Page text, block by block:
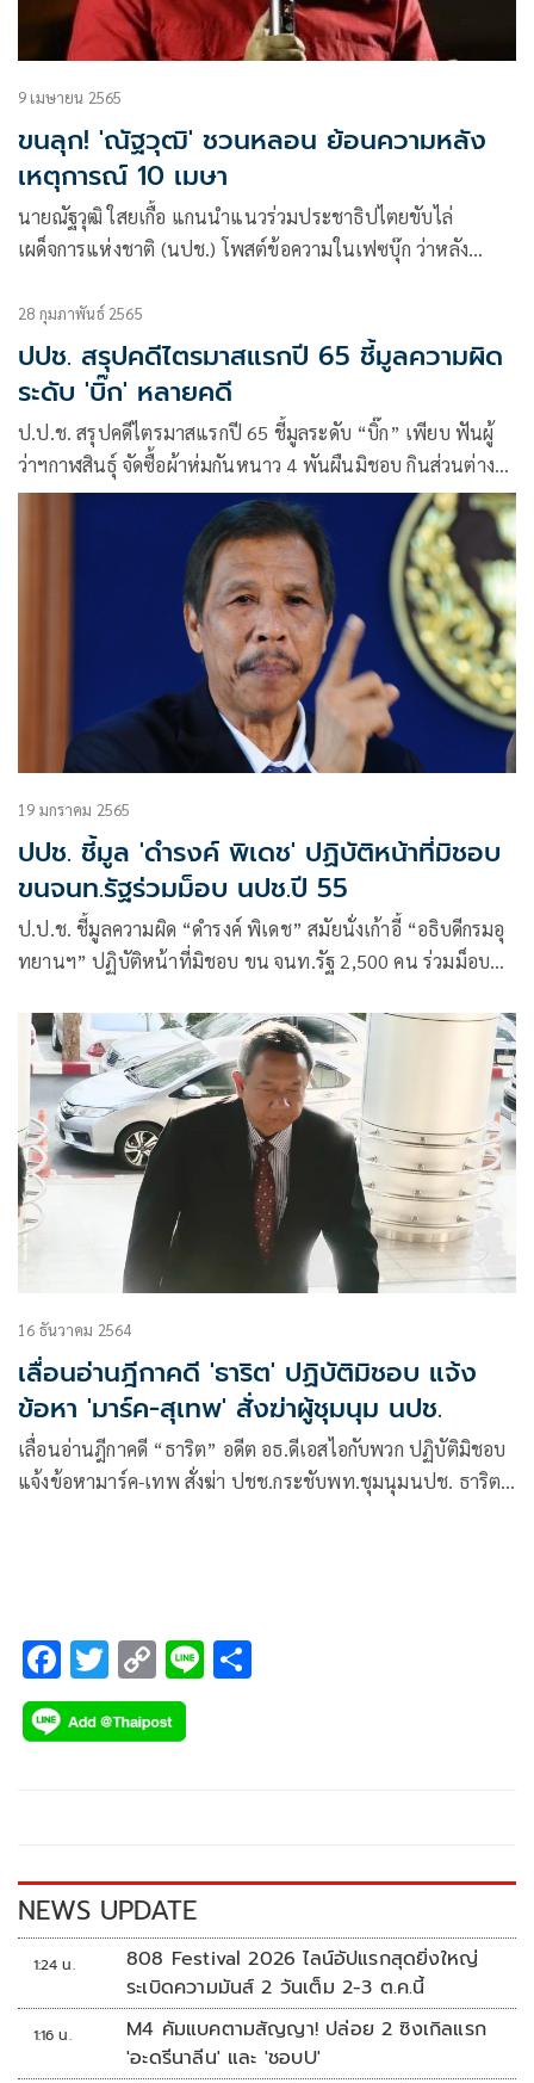
9 เมษายน 2565
ขนลุก! 'ณัฐวุฒิ' ชวนหลอน ย้อนความหลัง
เหตุการณ์ 10 เมษา
นายณัฐวุฒิ ใสยเกื้อ แกนนำแนวร่วมประชาธิปไตยขับไล่
เผด็จการแห่งชาติ (นปช.) โพสต์ข้อความในเฟซบุ๊ก ว่าหลัง
28 กุมภาพันธ์ 2565
ปปช. สรุปคดีไตรมาสแรกปี 65 ชี้มูลความผิด
ระดับ 'บิ๊ก' หลายคดี
ป.ป.ช. สรุปคดีไตรมาสแรกปี 65 ชี้มูลระดับ “บิ๊ก” เพียบ​ ฟันผู้
ว่าฯกาฬสินธุ์ จัดซื้อผ้าห่มกันหนาว 4 พันผืนมิชอบ กินส่วนต่าง
1.6 แสนบาท เชือด​ “ฉัตรณรงค์” ผช.กรรมการ ผจก.บรรษัท
บริหารสินทรัพย์ฯ ร่ำรวยผิดปกติ 52.49 ล้าน คดี “นริศร” เสียบ
บัตรแทนกัน “ดำรงค์ พิเดช” ขน จนท.ร่วมม็อบแดง ถึงมือ อสส.
19 มกราคม 2565
ปปช. ชี้มูล 'ดำรงค์ พิเดช' ปฏิบัติหน้าที่มิชอบ
ขนจนท.รัฐร่วมม็อบ นปช.ปี 55
ป.ป.ช. ชี้มูลความผิด “ดำรงค์ พิเดช” สมัยนั่งเก้าอี้ “อธิบดีกรมอุ
ทยานฯ” ปฏิบัติหน้าที่มิชอบ​ ขน จนท.รัฐ 2,500 คน ร่วมม็อบ
16 ธันวาคม 2564
เลื่อนอ่านฎีกาคดี 'ธาริต' ปฏิบัติมิชอบ แจ้ง
ข้อหา 'มาร์ค-สุเทพ' สั่งฆ่าผู้ชุมนุม นปช.
เลื่อนอ่านฎีกาคดี “ธาริต” อดีต อธ.ดีเอสไอกับพวก ปฏิบัติมิชอบ
แจ้งข้อหามาร์ค-เทพ สั่งฆ่า ปชช.กระชับพท.ชุมนุมนปช. ธาริต
F
ac
e
k
T
wi
tt
C
o
p
k
Li
NEWS UPDATE
1:24 น.
808 Festival 2026 ไลน์อัปแรกสุดยิ่งใหญ่
ระเบิดความมันส์ 2 วันเต็ม 2-3 ต.ค.นี้
1:16 น.
M4 คัมแบคตามสัญญา! ปล่อย 2 ซิงเกิลแรก
'อะดรีนาลีน' และ 'ชอบU'